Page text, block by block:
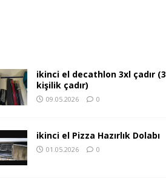
ikinci el decathlon 3xl çadır (3
kişilik çadır)
09.05.2026 0
ikinci el Pizza Hazırlık Dolabı
01.05.2026 0